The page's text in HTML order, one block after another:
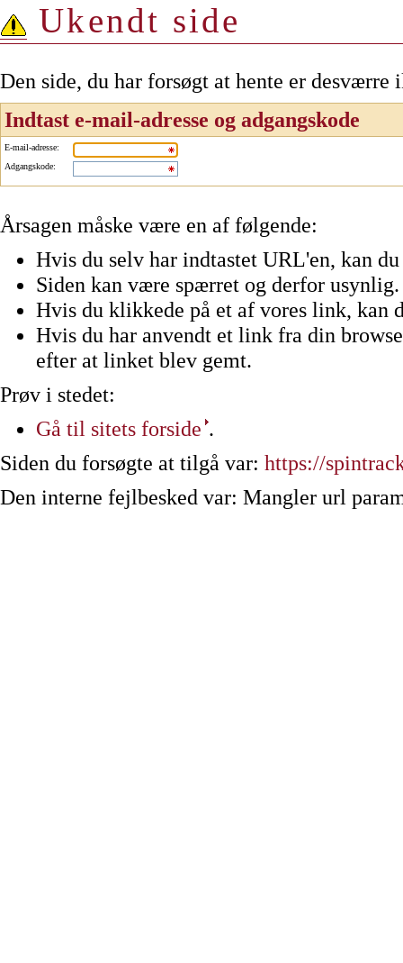
Ukendt side
Den side, du har forsøgt at hente er
Indtast e-mail-adresse og adgangskode
E-mail-adresse:
Adgangskode:
Årsagen måske være en af følgende:
Hvis du selv har indtastet URL'en, kan
Siden kan være spærret og derfor usynlig.
Hvis du klikkede på et af vores link, kan
Hvis du har anvendt et link fra din
efter at linket blev gemt.
Prøv i stedet:
Gå til sitets forside .
Siden du forsøgte at tilgå var: https://
Den interne fejlbesked var: Mangler url